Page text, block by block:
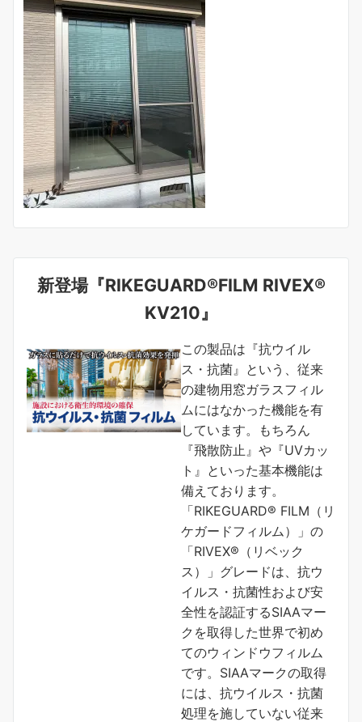
新登場『RIKEGUARD®FILM RIVEX®
KV210』
この製品は『抗ウイル
ス・抗菌』という、従来
の建物用窓ガラスフィル
ムにはなかった機能を有
しています。もちろん
『飛散防止』や『UVカッ
ト』といった基本機能は
備えております。
「RIKEGUARD® FILM（リ
ケガードフィルム）」の
「RIVEX®（リベック
ス）」グレードは、抗ウ
イルス・抗菌性および安
全性を認証するSIAAマー
クを取得した世界で初め
てのウィンドウフィルム
です。SIAAマークの取得
には、抗ウイルス・抗菌
処理を施していない従来